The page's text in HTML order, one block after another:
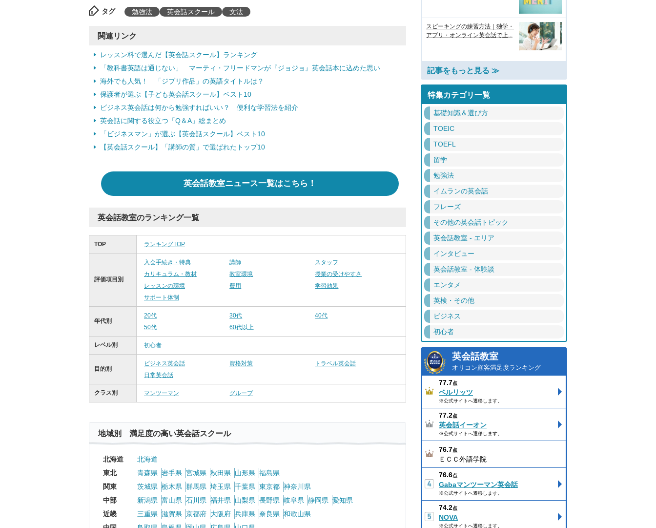
タグ 勉強法 英会話スクール 文法
関連リンク
レッスン料で選んだ【英会話スクール】ランキング
「教科書英語は通じない」 マーティ・フリードマンが『ジョジョ』英会話本に込めた思い
海外でも人気！ 「ジブリ作品」の英語タイトルは？
保護者が選ぶ【子ども英会話スクール】ベスト10
ビジネス英会話は何から勉強すればいい？ 便利な学習法を紹介
英会話に関する役立つ「Q＆A」総まとめ
「ビジネスマン」が選ぶ【英会話スクール】ベスト10
【英会話スクール】「講師の質」で選ばれたトップ10
英会話教室ニュース一覧はこちら！
英会話教室のランキング一覧
TOP ランキングTOP
評価項目別
入会手続き・特典 講師
スタッフ
カリキュラム・教材
教室環境
授業の受けやすさ
レッスンの環境
費用
学習効果
サポート体制
年代別
20代 30代
40代
50代
60代以上
レベル別 初心者
目的別
ビジネス英会話 資格対策
トラベル英会話
日常英会話
クラス別 マンツーマン グループ
地域別 満足度の高い英会話スクール
北海道
北海道
東北
青森県 岩手県 宮城県 秋田県 山形県 福島県
関東
茨城県 栃木県 群馬県 埼玉県 千葉県 東京都 神奈川県
中部
新潟県 富山県 石川県 福井県 山梨県 長野県 岐阜県 静岡県 愛知県
近畿
三重県 滋賀県 京都府 大阪府 兵庫県 奈良県 和歌山県
スピーキングの練習方法｜独学・
アプリ・オンライン英会話で上...
記事をもっと見る ≫
特集カテゴリ一覧
基礎知識＆選び方
TOEIC
TOEFL
留学
勉強法
イムランの英会話
フレーズ
その他の英会話トピック
英会話教室 - エリア
インタビュー
英会話教室 - 体験談
エンタメ
英検・その他
ビジネス
初心者
英会話教室
オリコン顧客満足度ランキング
77.7点
ベルリッツ
※公式サイトへ遷移します。
77.2点
英会話イーオン
※公式サイトへ遷移します。
76.7点
ＥＣＣ外語学院
76.6点
Gabaマンツーマン英会話
※公式サイトへ遷移します。
74.2点
NOVA
※公式サイトへ遷移します。